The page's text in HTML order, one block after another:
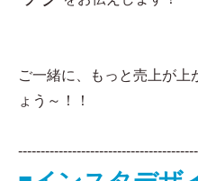
ご一緒に、もっと売上が上
ょう～！！